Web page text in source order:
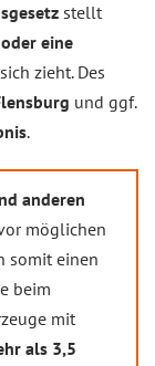
stellt
oder eine
zieht. Des
und ggf.
.
anderen
möglichen
somit einen
beim
mit
als 3,5